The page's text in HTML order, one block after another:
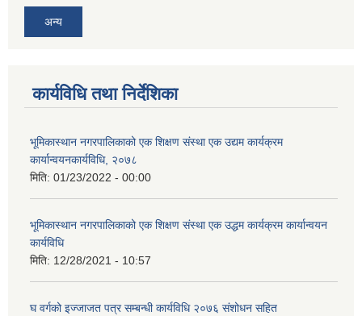
अन्य
कार्यविधि तथा निर्देशिका
भूमिकास्थान नगरपालिकाको एक शिक्षण संस्था एक उद्यम कार्यक्रम
कार्यान्वयनकार्यविधि, २०७८
मिति: 01/23/2022 - 00:00
भूमिकास्थान नगरपालिकाको एक शिक्षण संस्था एक उद्धम कार्यक्रम कार्यान्वयन
कार्यविधि
मिति: 12/28/2021 - 10:57
घ वर्गको इज्जाजत पत्र सम्बन्धी कार्यविधि २०७६ संशोधन सहित